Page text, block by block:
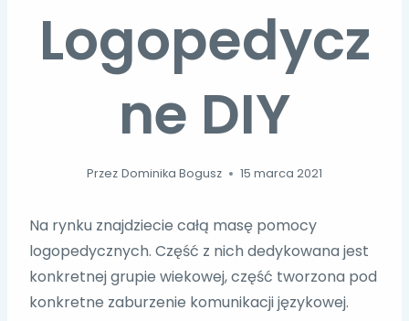
Logopedycz
ne DIY
Przez Dominika Bogusz 15 marca 2021
Na rynku znajdziecie całą masę pomocy
logopedycznych. Część z nich dedykowana jest
konkretnej grupie wiekowej, część tworzona pod
konkretne zaburzenie komunikacji językowej.